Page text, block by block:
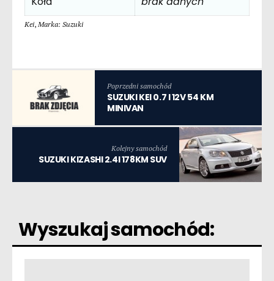
Kei, Marka: Suzuki
Poprzedni samochód
SUZUKI KEI 0.7 I 12V 54 KM
MINIVAN
Kolejny samochód
SUZUKI KIZASHI 2.4I 178KM SUV
Wyszukaj samochód: